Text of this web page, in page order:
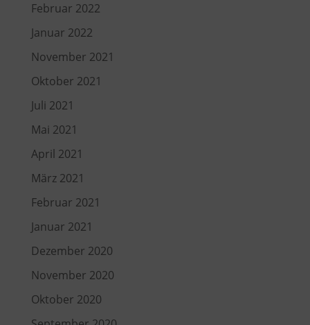
Februar 2022
Januar 2022
November 2021
Oktober 2021
Juli 2021
Mai 2021
April 2021
März 2021
Februar 2021
Januar 2021
Dezember 2020
November 2020
Oktober 2020